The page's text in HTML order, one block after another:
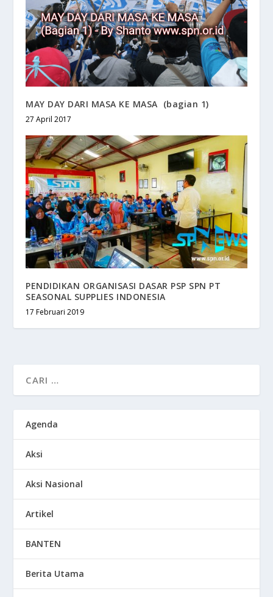
MAY DAY DARI MASA KE MASA (bagian 1)
27 April 2017
PENDIDIKAN ORGANISASI DASAR PSP SPN PT
SEASONAL SUPPLIES INDONESIA
17 Februari 2019
Agenda
Aksi
Aksi Nasional
Artikel
BANTEN
Berita Utama